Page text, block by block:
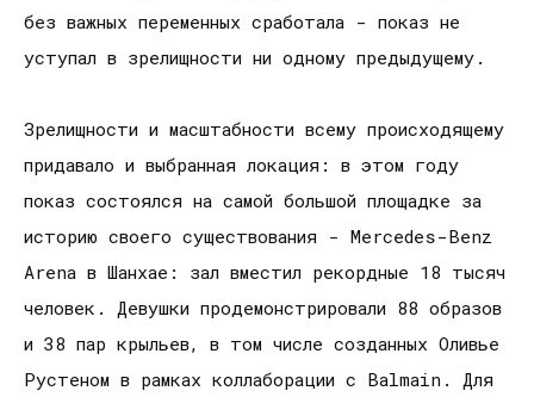
без важных переменных сработала - показ не
уступал в зрелищности ни одному предыдущему.
Зрелищности и масштабности всему происходящему
придавало и выбранная локация: в этом году
показ состоялся на самой большой площадке за
историю своего существования - Mercedes-Benz
Arena в Шанхае: зал вместил рекордные 18 тысяч
человек. Девушки продемонстрировали 88 образов
и 38 пар крыльев, в том числе созданных Оливье
Рустеном в рамках коллаборации с Balmain. Для